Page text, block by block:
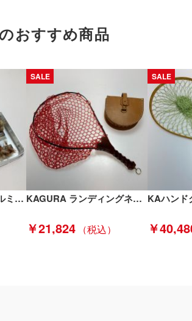
おすすめ商品
PERRINE パーリン アルミ製フライボックス 完成ドライフライセット Cランク
SALE
KAGURA ランディングネット 程度A Aランク
￥21,824
SALE
￥